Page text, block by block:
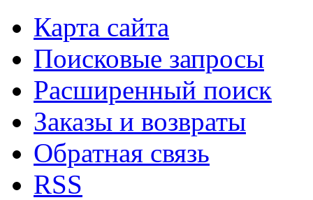
Карта сайта
Поисковые запросы
Расширенный поиск
Заказы и возвраты
Обратная связь
RSS